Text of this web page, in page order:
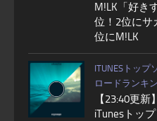
M!LK「好き
位！2位にサ
位にM!LK
ITUNESトップ
ロードランキ
【23:40更
iTunesトッ